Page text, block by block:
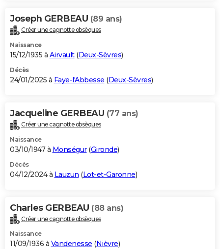
Joseph GERBEAU (89 ans)
Créer une cagnotte obsèques
Naissance
15/12/1935 à Airvault(Deux-Sèvres)
Décès
24/01/2025 à Faye-l'Abbesse (Deux-Sèvres)
Jacqueline GERBEAU (77 ans)
Créer une cagnotte obsèques
Naissance
03/10/1947 à Monségur(Gironde)
Décès
04/12/2024 à Lauzun (Lot-et-Garonne)
Charles GERBEAU (88 ans)
Créer une cagnotte obsèques
Naissance
11/09/1936 à Vandenesse (Nièvre)